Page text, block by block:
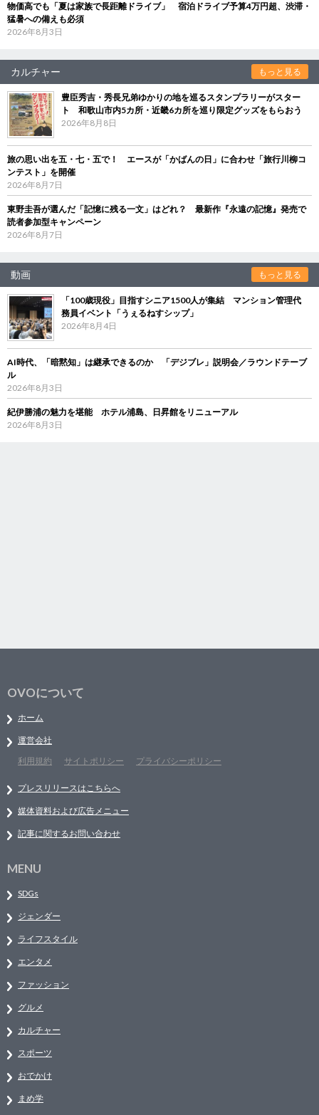
物価高でも「夏は家族で長距離ドライブ」 宿泊ドライブ予算4万円超、渋滞・
猛暑への備えも必須
2026年8月3日
カルチャー もっと見る
豊臣秀吉・秀長兄弟ゆかりの地を巡るスタンプラリーがスター
ト 和歌山市内5カ所・近畿6カ所を巡り限定グッズをもらおう
2026年8月8日
旅の思い出を五・七・五で！ エースが「かばんの日」に合わせ「旅行川柳コ
ンテスト」を開催
2026年8月7日
東野圭吾が選んだ「記憶に残る一文」はどれ？ 最新作『永遠の記憶』発売で
読者参加型キャンペーン
2026年8月7日
動画 もっと見る
「100歳現役」目指すシニア1500人が集結 マンション管理代
務員イベント「うぇるねすシップ」
2026年8月4日
AI時代、「暗黙知」は継承できるのか 「デジブレ」説明会／ラウンドテーブ
ル
2026年8月3日
紀伊勝浦の魅力を堪能 ホテル浦島、日昇館をリニューアル
2026年8月3日
OVOについて
ホーム
運営会社
利用規約
サイトポリシー プライバシーポリシー
プレスリリースはこちらへ
媒体資料および広告メニュー
記事に関するお問い合わせ
MENU
SDGs
ジェンダー
ライフスタイル
エンタメ
ファッション
グルメ
カルチャー
スポーツ
おでかけ
まめ学